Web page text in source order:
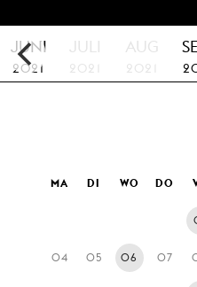
JUNI
2021
JULI
2021
AUG
2021
MA DI WO DO
04 05 06 07